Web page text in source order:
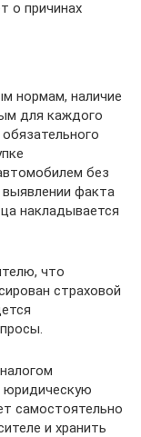
о причинах
нормам, наличие
для каждого
без
факта
накладывается
что
страховой
юридическую
самостоятельно
и хранить